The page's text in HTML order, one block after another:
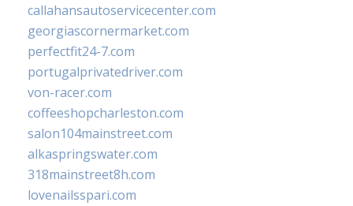
callahansautoservicecenter.com
georgiascornermarket.com
perfectfit24-7.com
portugalprivatedriver.com
von-racer.com
coffeeshopcharleston.com
salon104mainstreet.com
alkaspringswater.com
318mainstreet8h.com
lovenailsspari.com